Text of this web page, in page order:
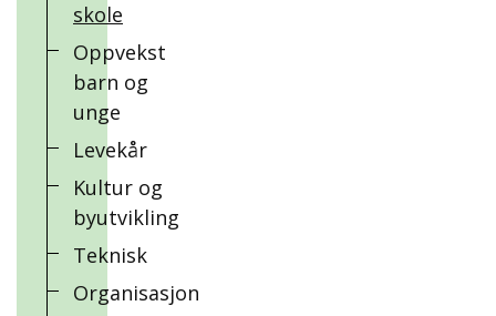
skole
Oppvekst
barn og
unge
Levekår
Kultur og
byutvikling
Teknisk
Organisasjon